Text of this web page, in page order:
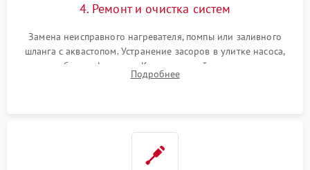
4. Ремонт и очистка систем
Замена неисправного нагревателя, помпы или заливного
шланга с аквастопом. Устранение засоров в улитке насоса,
патрубках и фильтрах. Компонентный ремонт платы
управления, восстановление поврежденной проводки.
Подробнее